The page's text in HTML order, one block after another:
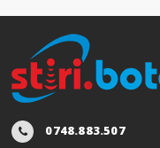
0748.883.507